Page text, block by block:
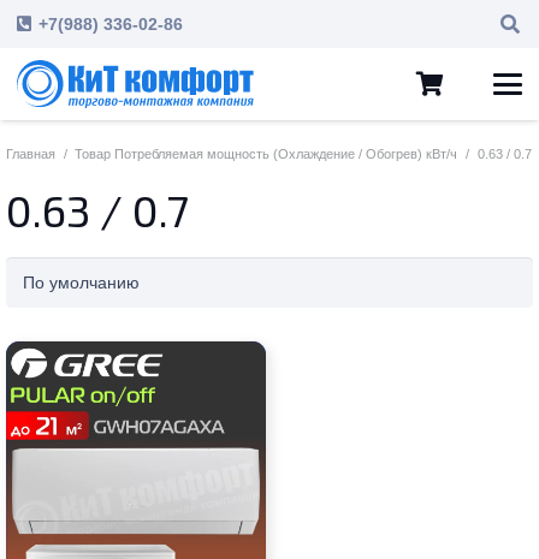
+7(988) 336-02-86
Главная / Товар Потребляемая мощность (Охлаждение / Обогрев) кВт/ч / 0.63 / 0.7
0.63 / 0.7